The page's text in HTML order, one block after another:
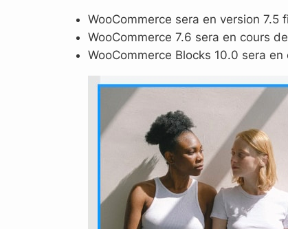
WooCommerce sera en version
WooCommerce 7.6 sera en cours
WooCommerce Blocks 10.0 sera